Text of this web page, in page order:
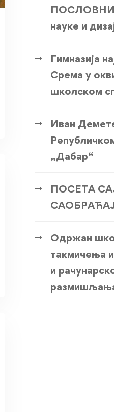
ПОСЛОВНИ
науке и
Гимназија
Срема у
школском
Иван
„Дабар“
ПОСЕТА
Одржан
такмичења
и